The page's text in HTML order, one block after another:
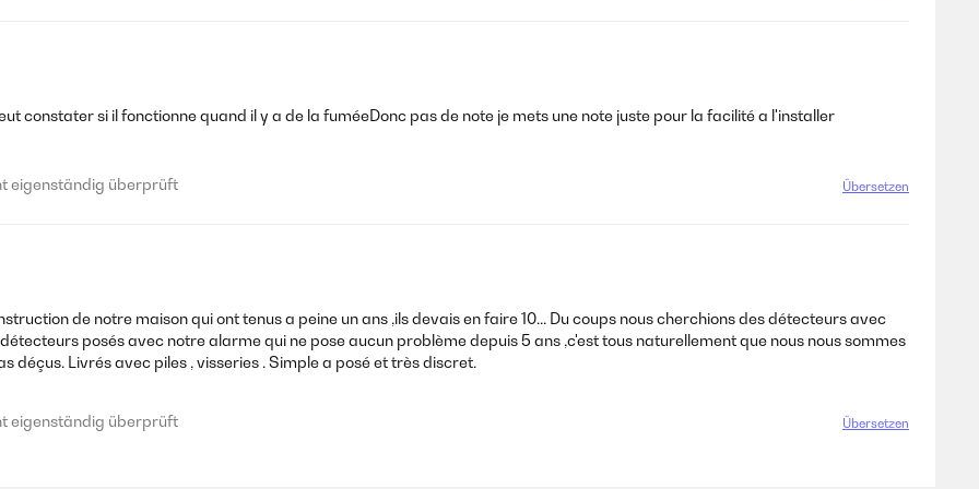
Rauchmeldern ab. Alle, die ich hier gekauft habe, sind noch in Betrieb bei uns im Haus. Und alle noch mit der ersten
haben sie uns nicht enttäuscht. Dieses Set könnt ihr also bedenkenlos kaufen. Von uns gibt es eine klare Kaufempfehlung.
constater si il fonctionne quand il y a de la fuméeDonc pas de note je mets une note juste pour la facilité a l'installer
eigenständig überprüft Übersetzen
de notre maison qui ont tenus a peine un ans ,ils devais en faire 10... Du coups nous cherchions des détecteurs avec
posés avec notre alarme qui ne pose aucun problème depuis 5 ans ,c'est tous naturellement que nous nous sommes
déçus. Livrés avec piles , visseries . Simple a posé et très discret.
eigenständig überprüft Übersetzen